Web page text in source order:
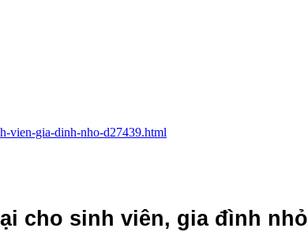
vien-gia-dinh-nho-d27439.html
cho sinh viên, gia đình nhỏ